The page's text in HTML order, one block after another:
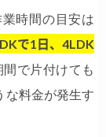
時間の目安は
で1日、4LDK
で片付けても
な料金が発生す